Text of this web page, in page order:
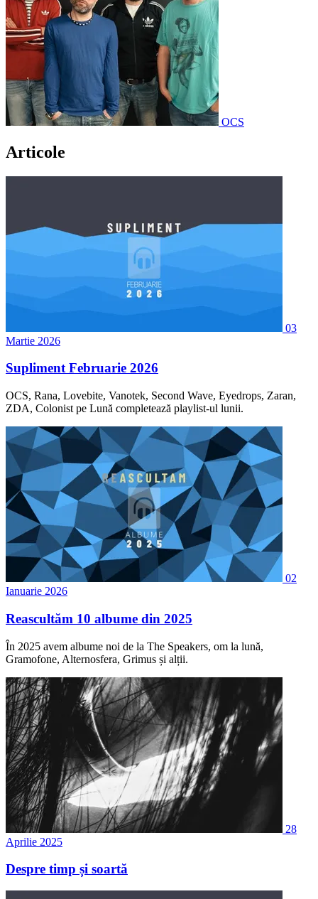
OCS
Articole
03
Martie 2026
Supliment Februarie 2026
OCS, Rana, Lovebite, Vanotek, Second Wave, Eyedrops, Zaran,
ZDA, Colonist pe Lună completează playlist-ul lunii.
02
Ianuarie 2026
Reascultăm 10 albume din 2025
În 2025 avem albume noi de la The Speakers, om la lună,
Gramofone, Alternosfera, Grimus și alții.
28
Aprilie 2025
Despre timp și soartă